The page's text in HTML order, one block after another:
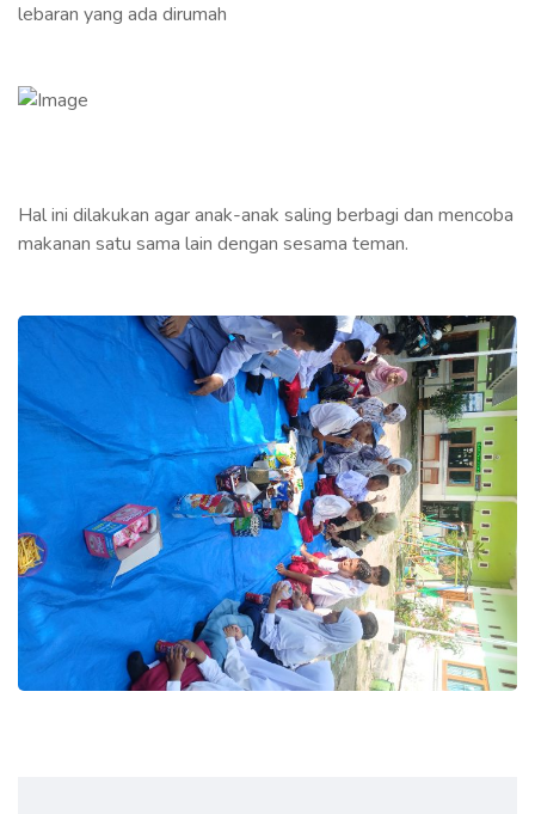
lebaran yang ada dirumah
Hal ini dilakukan agar anak-anak saling berbagi dan mencoba
makanan satu sama lain dengan sesama teman.